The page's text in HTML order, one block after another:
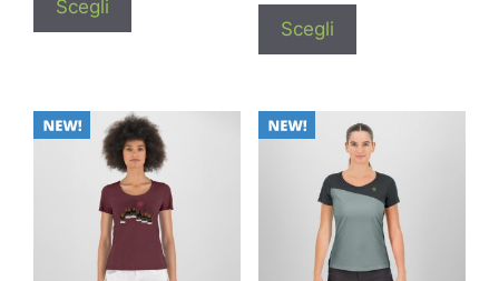
Scegli
Scegli